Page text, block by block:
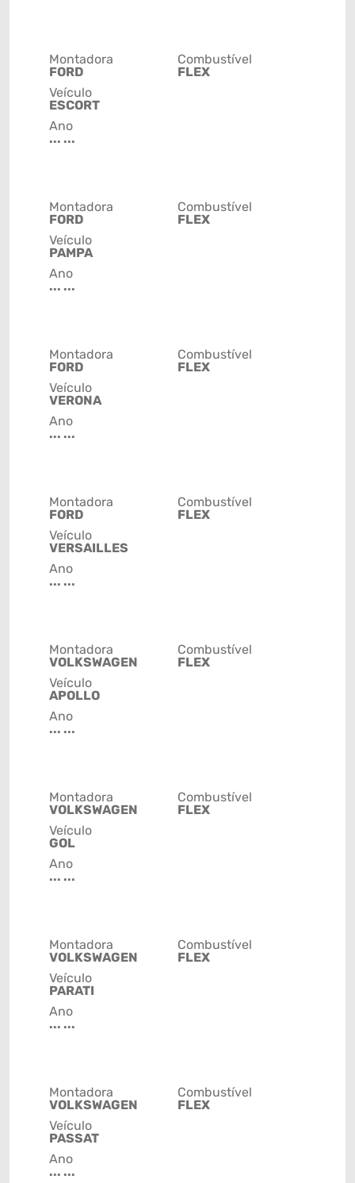
Montadora
FORD
Veículo
ESCORT
Ano
... ...
Combustível
FLEX
Montadora
FORD
Veículo
PAMPA
Ano
... ...
Combustível
FLEX
Montadora
FORD
Veículo
VERONA
Ano
... ...
Combustível
FLEX
Montadora
FORD
Veículo
VERSAILLES
Ano
... ...
Combustível
FLEX
Montadora
VOLKSWAGEN
Veículo
APOLLO
Ano
... ...
Combustível
FLEX
Montadora
VOLKSWAGEN
Veículo
GOL
Ano
... ...
Combustível
FLEX
Montadora
VOLKSWAGEN
Veículo
PARATI
Ano
... ...
Combustível
FLEX
Montadora
VOLKSWAGEN
Veículo
PASSAT
Ano
... ...
Combustível
FLEX